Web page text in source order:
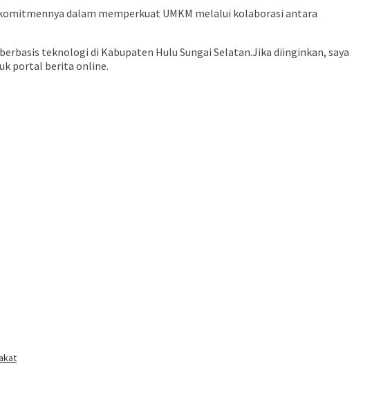
dalam memperkuat UMKM melalui kolaborasi antara
teknologi di Kabupaten Hulu Sungai Selatan.Jika diinginkan, saya
portal berita online.